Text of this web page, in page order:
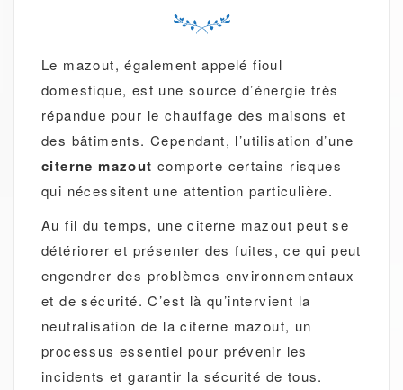
Le mazout, également appelé fioul
domestique, est une source d’énergie très
répandue pour le chauffage des maisons et
des bâtiments. Cependant, l’utilisation d’une
citerne mazout comporte certains risques
qui nécessitent une attention particulière.
Au fil du temps, une citerne mazout peut se
détériorer et présenter des fuites, ce qui peut
engendrer des problèmes environnementaux
et de sécurité. C’est là qu’intervient la
neutralisation de la citerne mazout, un
processus essentiel pour prévenir les
incidents et garantir la sécurité de tous.